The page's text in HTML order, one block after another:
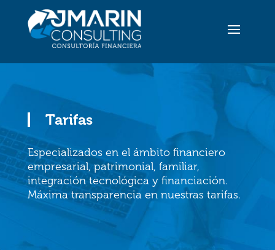
Tarifas
Especializados en el ámbito financiero
empresarial, patrimonial, familiar,
integración tecnológica y financiación.
Máxima transparencia en nuestras tarifas.